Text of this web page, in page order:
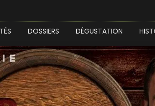
DOSSIERS DÉGUSTATION